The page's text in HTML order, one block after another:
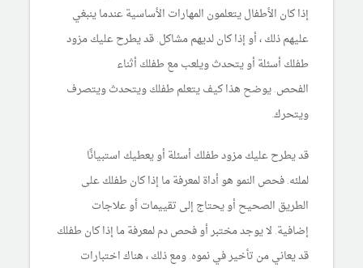
إذا كان الأطفال يتعلمون المهارات الأساسية عندما ينبغي
عليهم ذلك ، أو إذا كان لديهم مشاكل. قد يطرح عليك مزود
طفلك أسئلة أو يتحدث ويلعب مع طفلك أثناء
الفحص. يوضح هذا كيف يتعلم طفلك ويتحدث ويتصرف
ويتحرك.
قد يطرح عليك مزود طفلك أسئلة أو يعطيك استبيانًا
لملئه. فحص النمو هو أداة لمعرفة ما إذا كان طفلك على
الطريق الصحيح أو يحتاج إلى تقييمات أو علاجات
إضافية. لا يوجد مختبر أو فحص دم لمعرفة ما إذا كان طفلك
قد يعاني من تأخير في نموه. ومع ذلك ، هناك اختبارات